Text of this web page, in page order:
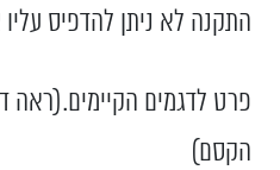
התקנה לא ניתן להדפיס עליו
פרט לדגמים הקיימים.(ראה
הקסם)